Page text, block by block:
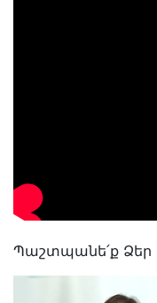
Պաշտպանե՛ք Ձեր